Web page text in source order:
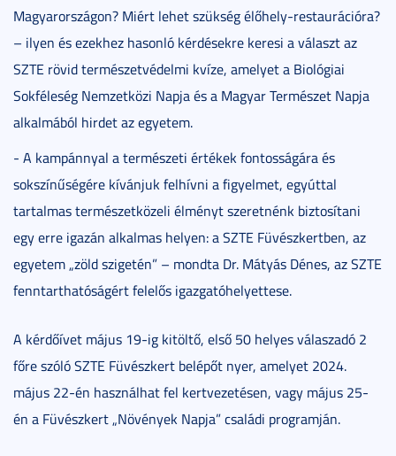
Magyarországon? Miért lehet szükség élőhely-restaurációra?
– ilyen és ezekhez hasonló kérdésekre keresi a választ az
SZTE rövid természetvédelmi kvíze, amelyet a Biológiai
Sokféleség Nemzetközi Napja és a Magyar Természet Napja
alkalmából hirdet az egyetem.
- A kampánnyal a természeti értékek fontosságára és
sokszínűségére kívánjuk felhívni a figyelmet, egyúttal
tartalmas természetközeli élményt szeretnénk biztosítani
egy erre igazán alkalmas helyen: a SZTE Füvészkertben, az
egyetem „zöld szigetén” – mondta Dr. Mátyás Dénes, az SZTE
fenntarthatóságért felelős igazgatóhelyettese.
A kérdőívet május 19-ig kitöltő, első 50 helyes válaszadó 2
főre szóló SZTE Füvészkert belépőt nyer, amelyet 2024.
május 22-én használhat fel kertvezetésen, vagy május 25-
én a Füvészkert „Növények Napja” családi programján.